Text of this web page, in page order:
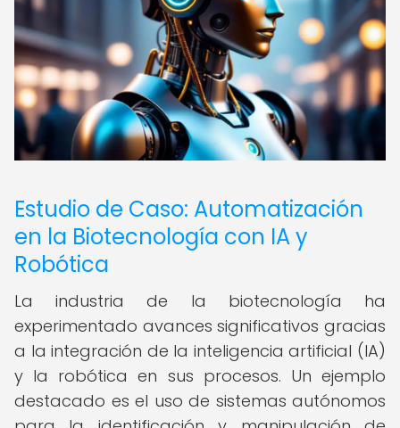
Estudio de Caso: Automatización
en la Biotecnología con IA y
Robótica
La industria de la biotecnología ha
experimentado avances significativos gracias
a la integración de la inteligencia artificial (IA)
y la robótica en sus procesos. Un ejemplo
destacado es el uso de sistemas autónomos